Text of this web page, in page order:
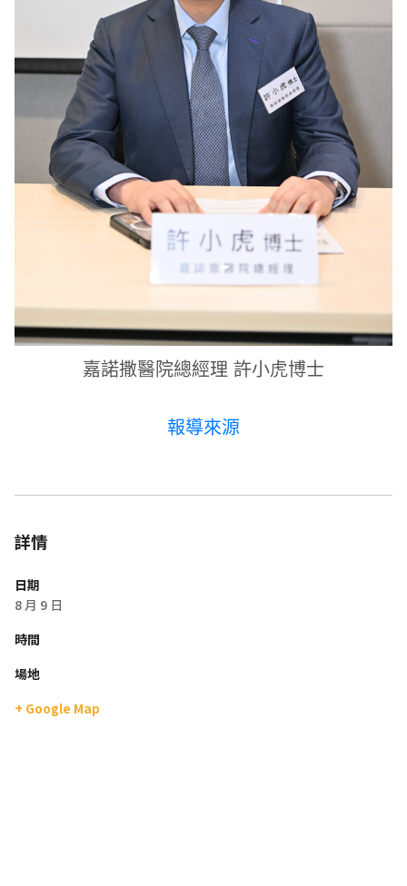
嘉諾撒醫院總經理 許小虎博士
報導來源
詳情
日期
8 月 9 日
時間
場地
+ Google Map